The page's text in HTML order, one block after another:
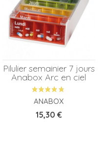
Pilulier semainier 7 jours
Anabox Arc en ciel
ANABOX
Prix
15,30 €